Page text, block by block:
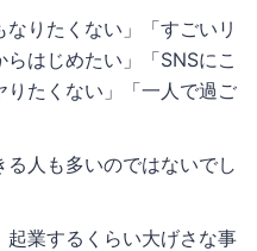
なりたくない」「すごいリ
はじめたい」「SNSにこ
たくない」「一人で過ご
人も多いのではないでし
起業するくらい大げさな事